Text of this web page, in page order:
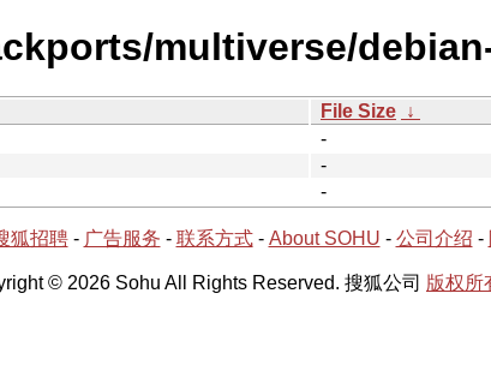
multiverse/
File Size ↓
-
-
-
狐招聘- 广告服务 - 联系方式- About SOHU - 公司介绍 -
© 2026 Sohu All Rights Reserved. 搜狐公司 版权所